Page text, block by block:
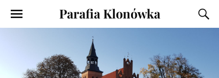
Parafia Klonówka